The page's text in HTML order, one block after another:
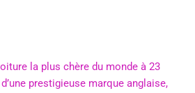
la plus chère du monde à 23
prestigieuse marque anglaise,